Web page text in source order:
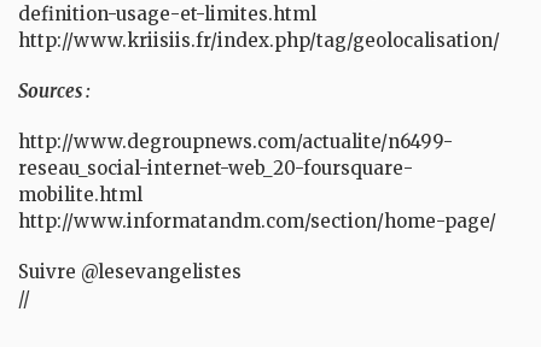
definition-usage-et-limites.html
http://www.kriisiis.fr/index.php/tag/geolocalisation/
Sources :
http://www.degroupnews.com/actualite/n6499-
reseau_social-internet-web_20-foursquare-
mobilite.html
http://www.informatandm.com/section/home-page/
Suivre @lesevangelistes
//